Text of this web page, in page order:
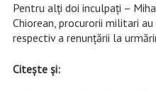
Pentru alți doi inculpați –
Chiorean, procurorii militari
respectiv a renunțării la
Citește și: